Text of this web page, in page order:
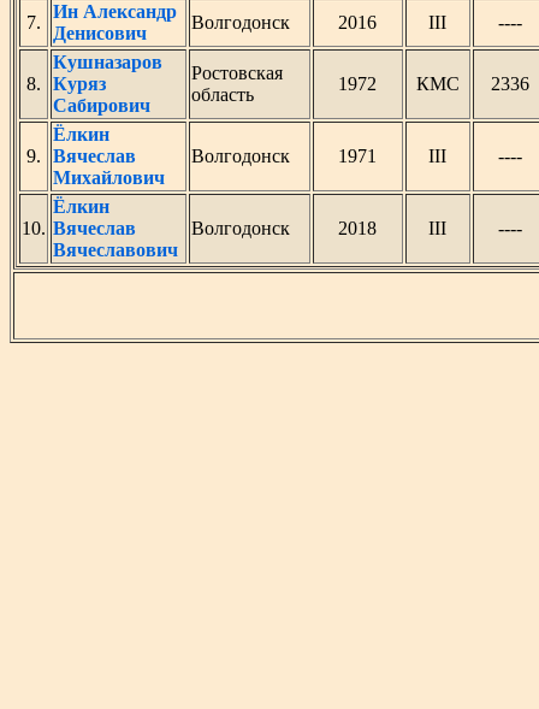
7.
Ин Александр
Денисович
Волгодонск 2016 III ----
8.
Кушназаров
Куряз
Сабирович
Ростовская
область
1972 КМС 2336
9.
Ёлкин
Вячеслав
Михайлович
Волгодонск 1971 III ----
10.
Ёлкин
Вячеслав
Вячеславович
Волгодонск 2018 III ----